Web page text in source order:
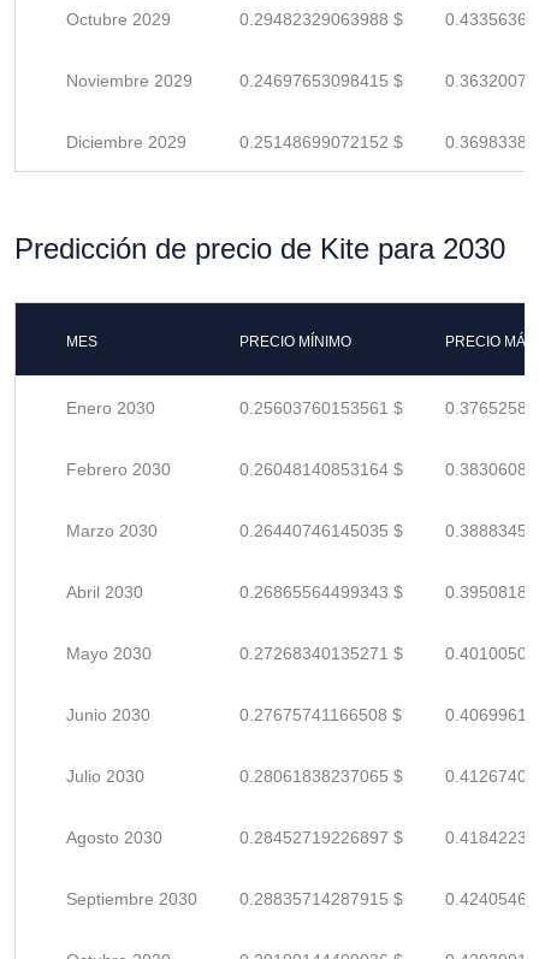
Octubre 2029 0.29482329063988 $
Noviembre 2029 0.24697653098415 $
Diciembre 2029 0.25148699072152 $
Predicción de precio de Kite para 2030
MES PRECIO MÍNIMO PRECIO
Enero 2030 0.25603760153561 $
Febrero 2030 0.26048140853164 $
Marzo 2030 0.26440746145035 $
Abril 2030 0.26865564499343 $
Mayo 2030 0.27268340135271 $
Junio 2030 0.27675741166508 $
Julio 2030 0.28061838237065 $
Agosto 2030 0.28452719226897 $
Septiembre 2030 0.28835714287915 $